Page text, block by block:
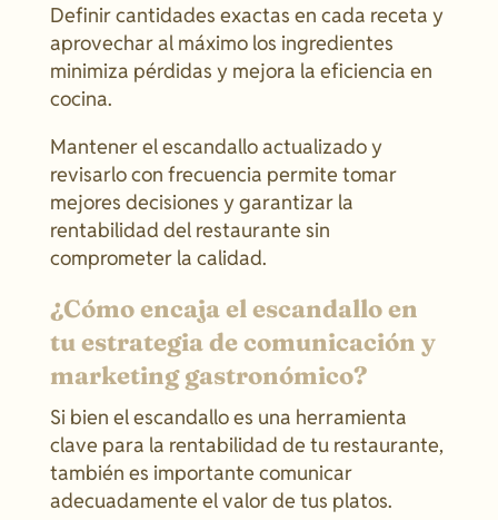
Definir cantidades exactas en cada receta y
aprovechar al máximo los ingredientes
minimiza pérdidas y mejora la eficiencia en
cocina.
Mantener el escandallo actualizado y
revisarlo con frecuencia permite tomar
mejores decisiones y garantizar la
rentabilidad del restaurante sin
comprometer la calidad.
¿Cómo encaja el escandallo en
tu estrategia de comunicación y
marketing gastronómico?
Si bien el escandallo es una herramienta
clave para la rentabilidad de tu restaurante,
también es importante comunicar
adecuadamente el valor de tus platos.